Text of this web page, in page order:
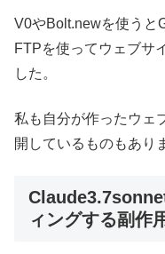
V0やBolt.newを使うと
FTPを使ってウェブサ
した。
私も自分が作ったウェ
開しているものもあり
ィングする副作